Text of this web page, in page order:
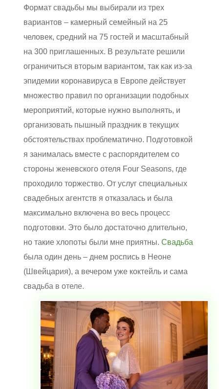
Формат свадьбы мы выбирали из трех
вариантов – камерный семейный на 25
человек, средний на 75 гостей и масштабный
на 300 приглашенных. В результате решили
ограничиться вторым вариантом, так как из-за
эпидемии коронавируса в Европе действует
множество правил по организации подобных
мероприятий, которые нужно выполнять, и
организовать пышный праздник в текущих
обстоятельствах проблематично. Подготовкой
я занималась вместе с распорядителем со
стороны женевского отеля Four Seasons, где
проходило торжество. От услуг специальных
свадебных агентств я отказалась и была
максимально включена во весь процесс
подготовки. Это было достаточно длительно,
но такие хлопоты были мне приятны. Свадьба
была один день – днем роспись в Неоне
(Швейцария), а вечером уже коктейль и сама
свадьба в отеле.